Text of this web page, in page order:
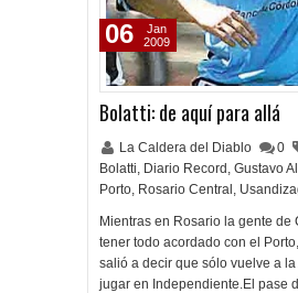
Bolatti: de aquí para allá
La Caldera del Diablo 0
Bolatti, Diario Record , Gustavo
Porto, Rosario Central ,
Mientras en Rosario la gente de
tener todo acordado con el
salió a decir que sólo vuelve a
jugar en Independiente.El pase
06
Jan
2009